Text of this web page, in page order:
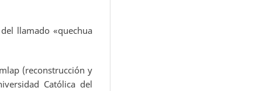
del llamado «quechua
(reconstrucción y
Católica del